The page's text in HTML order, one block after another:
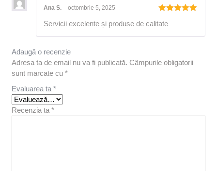
5din 5
Ana S. – octombrie 5, 2025
Servicii excelente și produse de calitate
Adaugă o recenzie
Adresa ta de email nu va fi publicată. Câmpurile obligatorii
sunt marcate cu *
Evaluarea ta *
Recenzia ta *